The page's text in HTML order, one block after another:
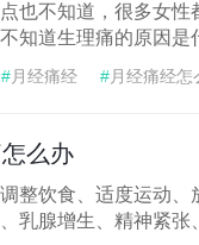
也不知道，很多女
知道生理痛的原因
#月经痛经 #月经痛经怎
么办
整饮食、适度运动
乳腺增生、精神紧